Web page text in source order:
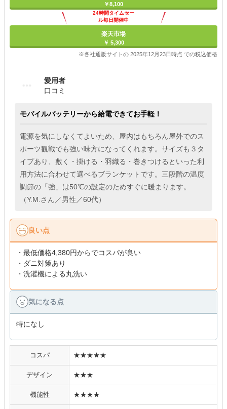
￥8,100
24時間タイムセー
ル毎日開催中
楽天市場
￥ 5,300
※各社通販サイトの 2025年12月23日時点 での税込価格
愛用者
口コミ
モバイルバッテリーから給電できてお手軽！
電源を気にしなくてよいため、屋内はもちろん屋外でのス
ポーツ観戦でも強い味方になってくれます。サイズも３タ
イプあり、敷く・掛ける・羽織る・巻きつけるといった利
用方法に合わせて選べるブランケットです。三段階の温度
調節の「強」は50℃の設定のためすぐに暖まります。
（Y.M.さん／男性／60代）
良い点
・最低価格4,380円からでコスパが良い
・ダニ対策あり
・洗濯機による丸洗い
気になる点
特になし
コスパ ★★★★★
デザイン ★★★
機能性 ★★★★